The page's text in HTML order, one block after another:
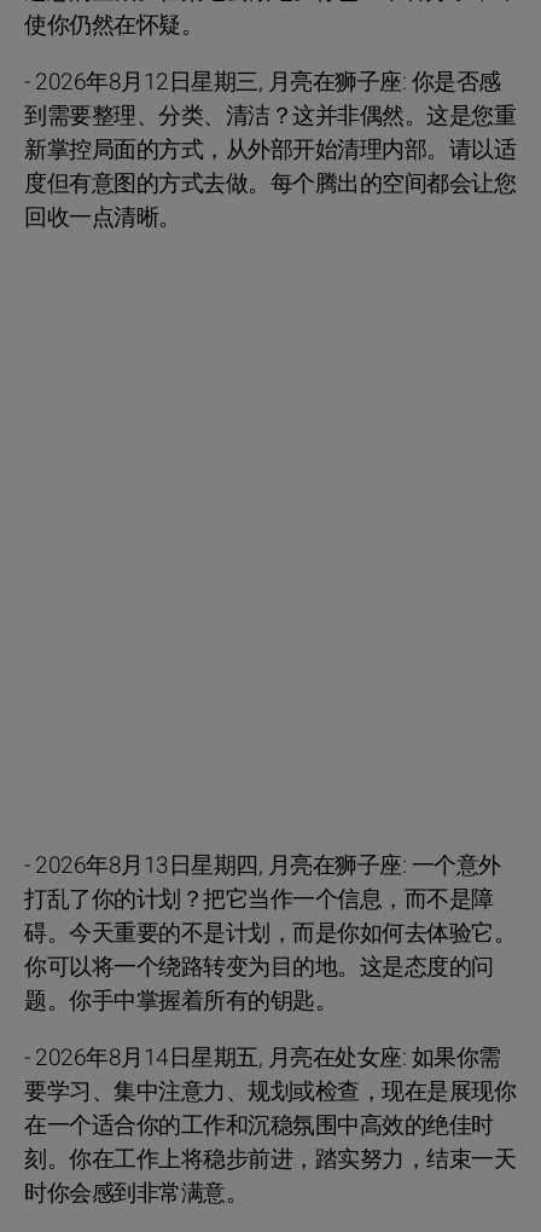
使你仍然在怀疑。
- 2026年8月12日星期三, 月亮在狮子座: 你是否感
到需要整理、分类、清洁？这并非偶然。这是您重
新掌控局面的方式，从外部开始清理内部。请以适
度但有意图的方式去做。每个腾出的空间都会让您
回收一点清晰。
- 2026年8月13日星期四, 月亮在狮子座: 一个意外
打乱了你的计划？把它当作一个信息，而不是障
碍。今天重要的不是计划，而是你如何去体验它。
你可以将一个绕路转变为目的地。这是态度的问
题。你手中掌握着所有的钥匙。
- 2026年8月14日星期五, 月亮在处女座: 如果你需
要学习、集中注意力、规划或检查，现在是展现你
在一个适合你的工作和沉稳氛围中高效的绝佳时
刻。你在工作上将稳步前进，踏实努力，结束一天
时你会感到非常满意。